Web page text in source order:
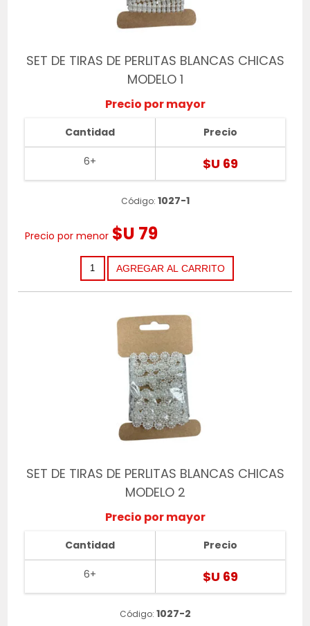
SET DE TIRAS DE PERLITAS BLANCAS CHICAS
MODELO 1
Precio por mayor
Cantidad
6+
Precio
$U 69
Código: 1027-1
Precio por menor $U 79
SET DE TIRAS DE PERLITAS BLANCAS CHICAS
MODELO 2
Precio por mayor
Cantidad
6+
Precio
$U 69
Código: 1027-2